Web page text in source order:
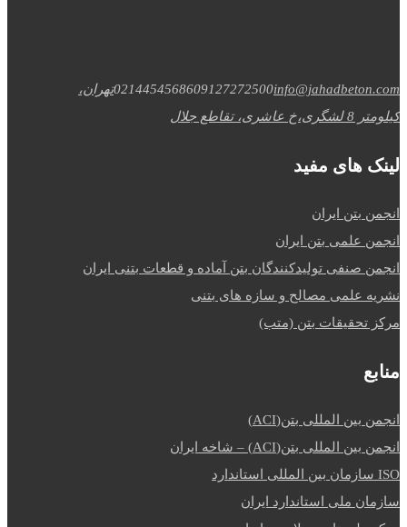
0214454568609127272500info@jahadbeton.com
تهران،
کیلومتر 8 لشگری،خ عاشری، تقاطع جلال
لینک های مفید
انجمن بتن ایران
انجمن علمی بتن ایران
انجمن صنفی تولیدکنندگان بتن آماده و قطعات بتنی ایران
نشریه علمی مصالح و سازه های بتنی
مرکز تحقیقات بتن (متب)
منابع
انجمن بین المللی بتن(ACI)
انجمن بین المللی بتن(ACI) – شاخه ایران
ISO سازمان بین المللی استاندارد
سازمان ملی استاندارد ایران